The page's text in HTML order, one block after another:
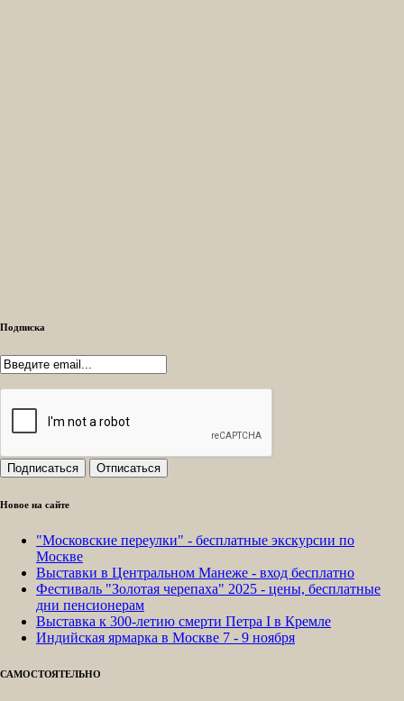
Подписка
Новое на сайте
"Московские переулки" - бесплатные экскурсии по
Москве
Выставки в Центральном Манеже - вход бесплатно
Фестиваль "Золотая черепаха" 2025 - цены, бесплатные
дни пенсионерам
Выставка к 300-летию смерти Петра I в Кремле
Индийская ярмарка в Москве 7 - 9 ноября
САМОСТОЯТЕЛЬНО